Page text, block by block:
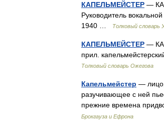
КАПЕЛЬМЕЙСТЕР —
Руководитель
1940 …
Толковый словарь
КАПЕЛЬМЕЙСТЕР —
прил.
Толковый словарь Ожегова
Капельмейстер —
разучивающее с ней
прежние времена
Брокгауза и Ефрона